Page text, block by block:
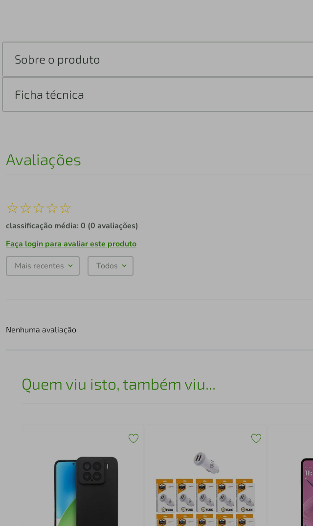
Sobre o produto
Ficha técnica
Avaliações
☆☆☆☆☆
classificação média: 0 (0 avaliações)
Faça login para avaliar este produto
Mais recentes Todos
Nenhuma avaliação
Quem viu isto, também viu...